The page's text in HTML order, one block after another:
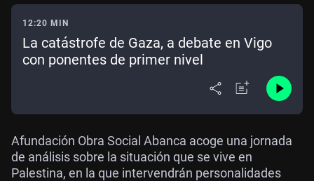
12:20 MIN
La catástrofe de Gaza, a debate en Vigo
con ponentes de primer nivel
Afundación Obra Social Abanca acoge una jornada
de análisis sobre la situación que se vive en
Palestina, en la que intervendrán personalidades